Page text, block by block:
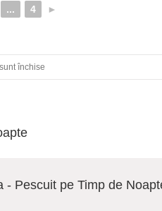
... 4 ►
închise
la
- Pescuit pe Timp de